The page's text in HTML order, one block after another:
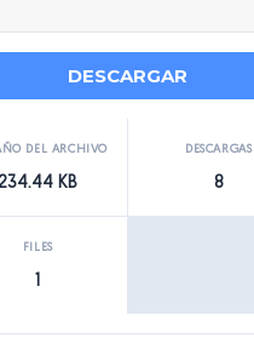
DESCARGAR
DEL ARCHIVO
234.44 KB
DESCARGAS
8
FILES
1